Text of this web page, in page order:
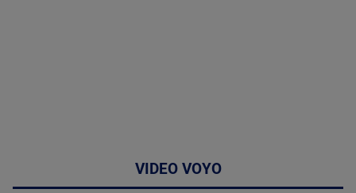
VIDEO VOYO